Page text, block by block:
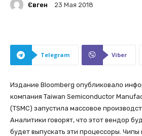
Євген 23 Мая 2018
Telegram Viber
Издание Bloomberg опубликовало
компания Taiwan Semiconductor
(TSMC) запустила массовое
Аналитики говорят, что этот вендор
будет выпускать эти процессоры.